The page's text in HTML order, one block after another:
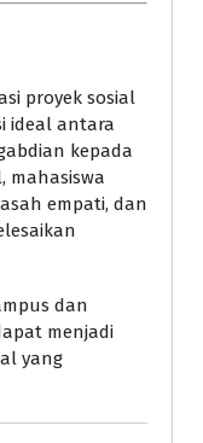
proyek sosial
ideal antara
kepada
mahasiswa
empati, dan
dan
menjadi
yang